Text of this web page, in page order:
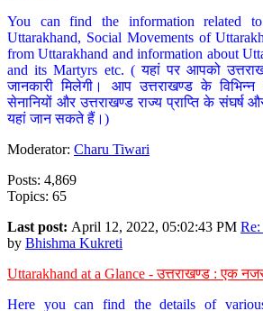
You can find the information related
Uttarakhand, Social Movements of
from Uttarakhand and information about
and its Martyrs etc. ( यहां पर आपको
जानकारी मिलेगी। आप उत्तराखण्ड के विभिन्न
सेनानियों और उत्तराखण्ड राज्य प्राप्ति के संघर्ष
यहां जान सकते हैं।)
Moderator: Charu Tiwari
Posts: 4,869
Topics: 65
Last post: April 12, 2022, 05:02:43 PM
by Bhishma Kukreti
Uttarakhand at a Glance - उत्तराखण्ड : एक
Here you can find the details of